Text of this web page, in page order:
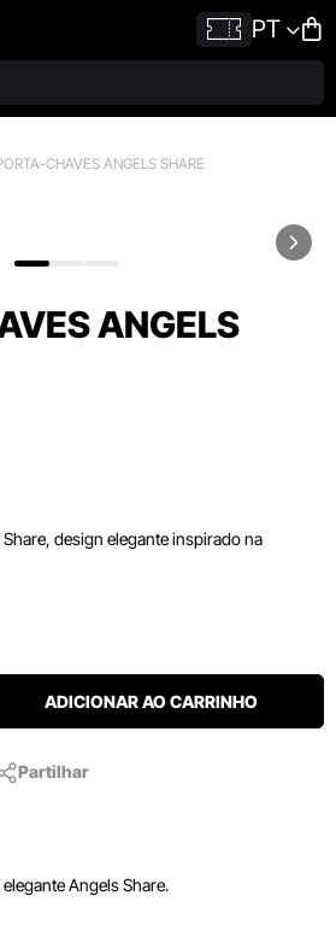
PT
CHAVES ANGELS SHARE
ANGELS
design elegante inspirado na
ADICIONAR AO CARRINHO
Partilhar
Angels Share.